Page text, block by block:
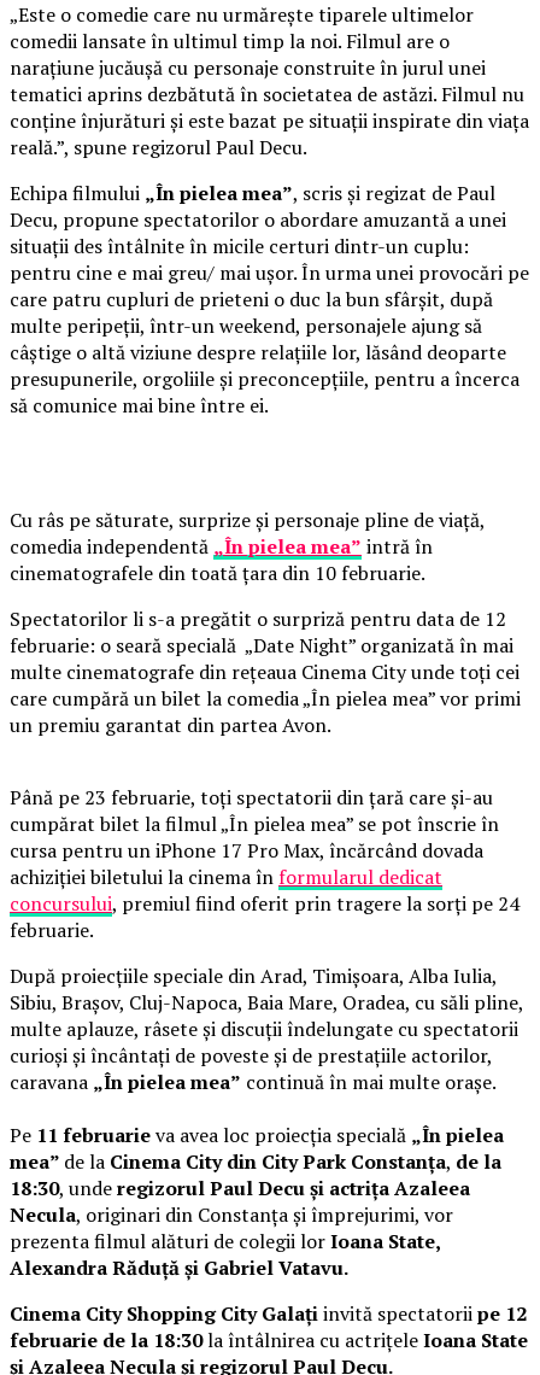
„Este o comedie care nu urmărește tiparele ultimelor
comedii lansate în ultimul timp la noi. Filmul are o
narațiune jucăușă cu personaje construite în jurul unei
tematici aprins dezbătută în societatea de astăzi. Filmul nu
conține înjurături și este bazat pe situații inspirate din viața
reală.”, spune regizorul Paul Decu.
Echipa filmului „În pielea mea”, scris și regizat de Paul
Decu, propune spectatorilor o abordare amuzantă a unei
situații des întâlnite în micile certuri dintr-un cuplu:
pentru cine e mai greu/ mai ușor. În urma unei provocări pe
care patru cupluri de prieteni o duc la bun sfârșit, după
multe peripeții, într-un weekend, personajele ajung să
câștige o altă viziune despre relațiile lor, lăsând deoparte
presupunerile, orgoliile și preconcepțiile, pentru a încerca
să comunice mai bine între ei.
Cu râs pe săturate, surprize și personaje pline de viață,
comedia independentă „În pielea mea” intră în
cinematografele din toată țara din 10 februarie.
Spectatorilor li s-a pregătit o surpriză pentru data de 12
februarie: o seară specială „Date Night” organizată în mai
multe cinematografe din rețeaua Cinema City unde toți cei
care cumpără un bilet la comedia „În pielea mea” vor primi
un premiu garantat din partea Avon.
Până pe 23 februarie, toți spectatorii din țară care și-au
cumpărat bilet la filmul „În pielea mea” se pot înscrie în
cursa pentru un iPhone 17 Pro Max, încărcând dovada
achiziției biletului la cinema înformularul dedicat
concursului, premiul fiind oferit prin tragere la sorți pe 24
februarie.
După proiecțiile speciale din Arad, Timișoara, Alba Iulia,
Sibiu, Brașov, Cluj-Napoca, Baia Mare, Oradea, cu săli pline,
multe aplauze, râsete și discuții îndelungate cu spectatorii
curioși și încântați de poveste și de prestațiile actorilor,
caravana „În pielea mea” continuă în mai multe orașe.
Pe 11 februarieva avea loc proiecția specială „În pielea
mea” de la Cinema City din City Park Constanța, de la
18:30, underegizorul Paul Decu și actrița Azaleea
Necula, originari din Constanța și împrejurimi, vor
prezenta filmul alături de colegii lorIoana State,
Alexandra Răduță și Gabriel Vatavu.
Cinema City Shopping City Galațiinvită spectatoriipe 12
februarie de la 18:30la întâlnirea cu actrițeleIoana State
și Azaleea Necula și regizorul Paul Decu.